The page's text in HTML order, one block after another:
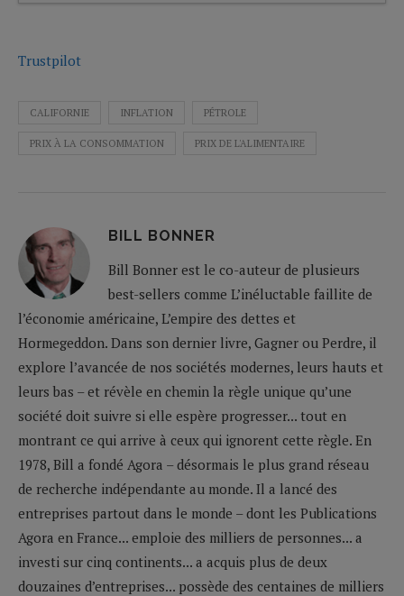
Trustpilot
CALIFORNIE INFLATION PÉTROLE
PRIX À LA CONSOMMATION PRIX DE L'ALIMENTAIRE
BILL BONNER
Bill Bonner est le co-auteur de plusieurs
best-sellers comme L’inéluctable faillite de
l’économie américaine, L’empire des dettes et
Hormegeddon. Dans son dernier livre, Gagner ou Perdre, il
explore l’avancée de nos sociétés modernes, leurs hauts et
leurs bas – et révèle en chemin la règle unique qu’une
société doit suivre si elle espère progresser... tout en
montrant ce qui arrive à ceux qui ignorent cette règle. En
1978, Bill a fondé Agora – désormais le plus grand réseau
de recherche indépendante au monde. Il a lancé des
entreprises partout dans le monde – dont les Publications
Agora en France... emploie des milliers de personnes... a
investi sur cinq continents... a acquis plus de deux
douzaines d’entreprises... possède des centaines de milliers